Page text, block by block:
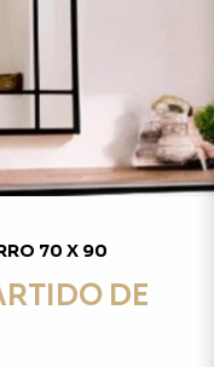
70 X 90
DE